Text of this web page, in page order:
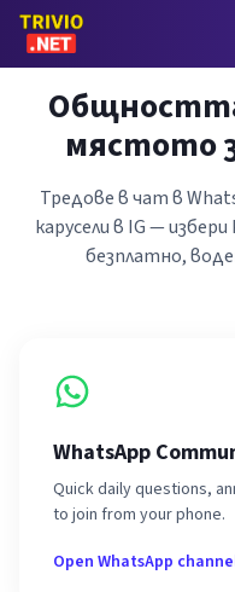
мястото
Тредове в чат в
карусели в IG —
безплатно,
WhatsApp
Quick daily questions,
to join from your phone.
Open WhatsApp